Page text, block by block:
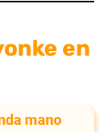
en
mano